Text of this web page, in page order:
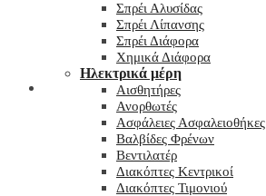
Σπρέι Αλυσίδας
Σπρέι Λίπανσης
Σπρέι Διάφορα
Χημικά Διάφορα
Hλεκτρικά μέρη
Αισθητήρες
Ανορθωτές
Ασφάλειες Ασφαλειοθήκες
Βαλβίδες Φρένων
Βεντιλατέρ
Διακόπτες Κεντρικοί
Διακόπτες Τιμονιού